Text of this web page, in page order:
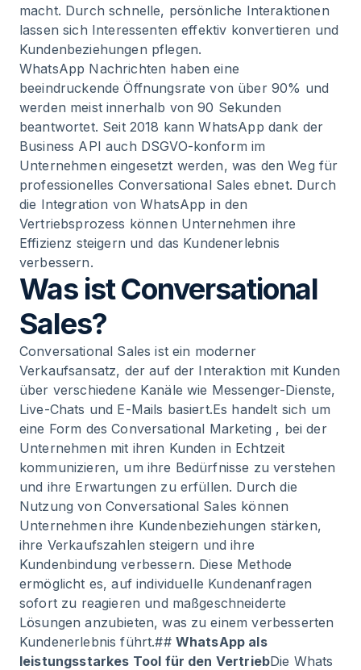
10.Fazit
.
Zukunftsausblick: Wie sich Conversational
Sales weiterentwickeln wird
12.FAQ
macht. Durch schnelle, persönliche Interaktionen
lassen sich Interessenten effektiv konvertieren und
Kundenbeziehungen pflegen.
WhatsApp Nachrichten haben eine
beeindruckende Öffnungsrate von über 90% und
werden meist innerhalb von 90 Sekunden
beantwortet. Seit 2018 kann WhatsApp dank der
Business API auch DSGVO-konform im
Unternehmen eingesetzt werden, was den Weg für
professionelles Conversational Sales ebnet. Durch
die Integration von WhatsApp in den
Vertriebsprozess können Unternehmen ihre
Effizienz steigern und das Kundenerlebnis
verbessern.
Was ist Conversational
Sales?
Conversational Sales ist ein moderner
Verkaufsansatz, der auf der Interaktion mit Kunden
über verschiedene Kanäle wie Messenger-Dienste,
Live-Chats und E-Mails basiert.Es handelt sich um
eine Form desConversational Marketing , bei der
Unternehmen mit ihren Kunden in Echtzeit
kommunizieren, um ihre Bedürfnisse zu verstehen
und ihre Erwartungen zu erfüllen. Durch die
Nutzung von Conversational Sales können
Unternehmen ihre Kundenbeziehungen stärken,
ihre Verkaufszahlen steigern und ihre
Kundenbindung verbessern. Diese Methode
ermöglicht es, auf individuelle Kundenanfragen
sofort zu reagieren und maßgeschneiderte
Lösungen anzubieten, was zu einem verbesserten
Kundenerlebnis führt.## WhatsApp als
leistungsstarkes Tool für den VertriebDie Whats